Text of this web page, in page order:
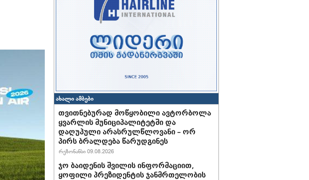
ახალი ამბები
თვითნებურად მოწყობილი ავტორბოლა
ყვარლის მუნიციპალიტეტში და
დაღუპული არასრულწლოვანი – ორ
პირს ბრალდება წარუდგინეს
რეზონანსი 09.08.2026
ჯო ბაიდენის შვილის ინფორმაციით,
ყოფილი პრეზიდენტის ჯანმრთელობის